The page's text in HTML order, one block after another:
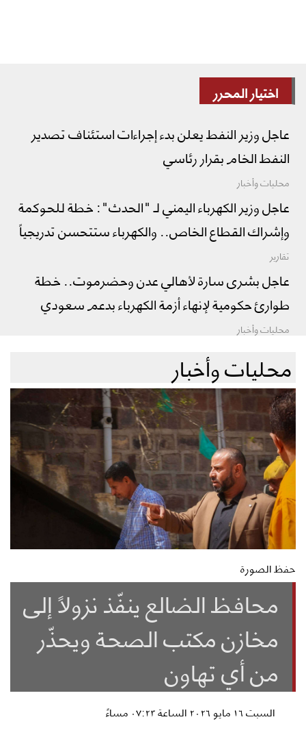
اختيار المحرر
عاجل وزير النفط يعلن بدء إجراءات استئناف تصدير
النفط الخام بقرار رئاسي
محليات وأخبار
عاجل وزير الكهرباء اليمني لـ "الحدث": خطة للحوكمة
وإشراك القطاع الخاص.. والكهرباء ستتحسن تدريجياً
تقارير
عاجل بشرى سارة لأهالي عدن وحضرموت.. خطة
طوارئ حكومية لإنهاء أزمة الكهرباء بدعم سعودي
محليات وأخبار
محليات وأخبار
حفظ الصورة
محافظ الضالع ينفّذ نزولاً إلى
مخازن مكتب الصحة ويحذّر
من أي تهاون
السبت ١٦ مايو ٢٠٢٦ الساعة ٠٧:٢٣ مساءً